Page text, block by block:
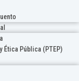
Ética Pública (PTEP)